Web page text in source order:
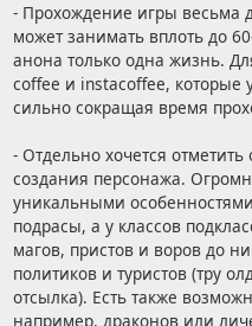
- Прохождение игры весьма
может занимать вплоть до
анона только одна жизнь.
coffee и instacoffee, которые
сильно сокращая время
- Отдельно хочется
создания персонажа.
уникальными
подрасы, а у классов
магов, пристов и воров до
политиков и туристов (тру
отсылка). Есть также
например, драконов или